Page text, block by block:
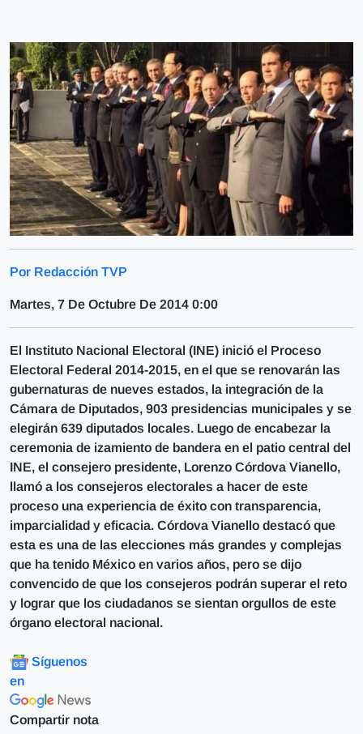
Por Redacción TVP
Martes, 7 De Octubre De 2014 0:00
El Instituto Nacional Electoral (INE) inició el Proceso
Electoral Federal 2014-2015, en el que se renovarán las
gubernaturas de nueves estados, la integración de la
Cámara de Diputados, 903 presidencias municipales y se
elegirán 639 diputados locales. Luego de encabezar la
ceremonia de izamiento de bandera en el patio central del
INE, el consejero presidente, Lorenzo Córdova Vianello,
llamó a los consejeros electorales a hacer de este
proceso una experiencia de éxito con transparencia,
imparcialidad y eficacia. Córdova Vianello destacó que
esta es una de las elecciones más grandes y complejas
que ha tenido México en varios años, pero se dijo
convencido de que los consejeros podrán superar el reto
y lograr que los ciudadanos se sientan orgullos de este
órgano electoral nacional.
Síguenos
en
Compartir nota